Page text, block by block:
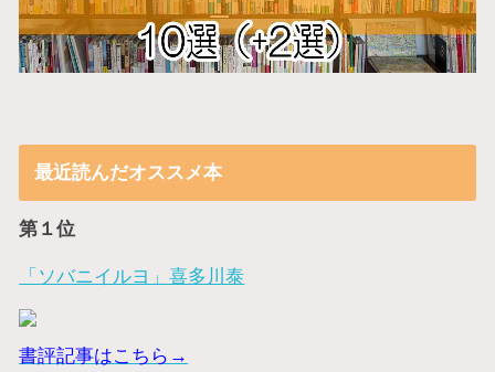
最近読んだオススメ本
第１位
「ソバニイルヨ」喜多川泰
書評記事はこちら→